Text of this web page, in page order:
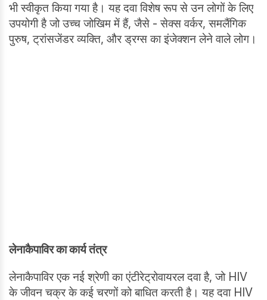
भी स्वीकृत किया गया है। यह दवा विशेष रूप से उन लोगों के लिए
उपयोगी है जो उच्च जोखिम में हैं, जैसे - सेक्स वर्कर, समलैंगिक
पुरुष, ट्रांसजेंडर व्यक्ति, और ड्रग्स का इंजेक्शन लेने वाले लोग।
लेनाकैपाविर का कार्य तंत्र
लेनाकैपाविर एक नई श्रेणी का एंटीरेट्रोवायरल दवा है, जो HIV
के जीवन चक्र के कई चरणों को बाधित करती है। यह दवा HIV